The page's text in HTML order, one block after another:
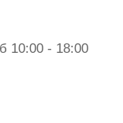
10:00 - 18:00